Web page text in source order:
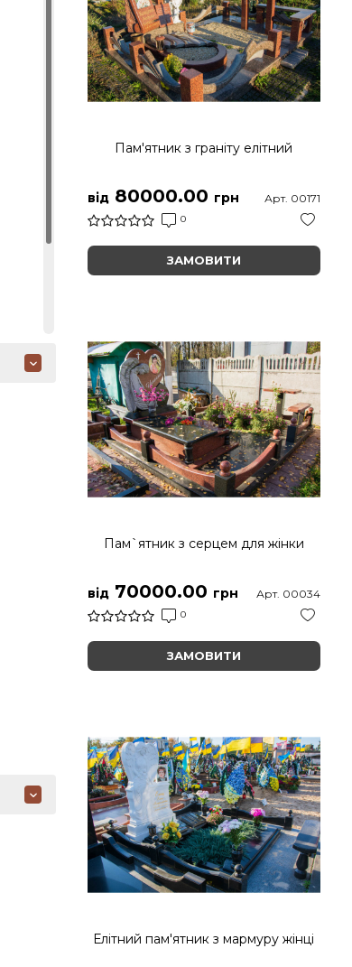
Пам'ятник з граніту елітний
від80000.00 грн
0
Арт. 00171
ЗАМОВИТИ
Пам`ятник з серцем для жінки
від70000.00 грн
0
Арт. 00034
ЗАМОВИТИ
Елітний пам'ятник з мармуру жінці